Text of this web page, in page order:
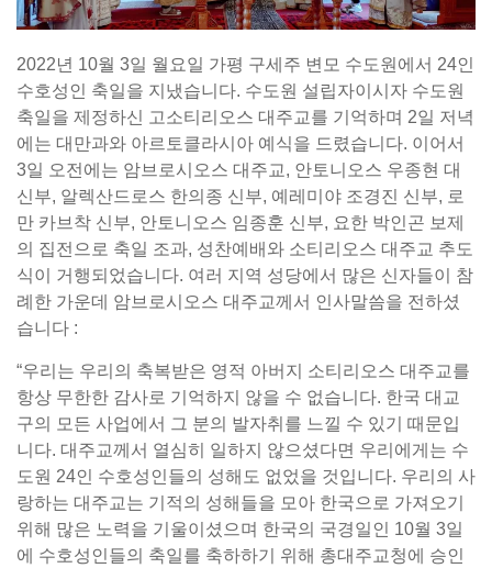
2022년 10월 3일 월요일 가평 구세주 변모 수도원에서 24인
수호성인 축일을 지냈습니다. 수도원 설립자이시자 수도원
축일을 제정하신 고소티리오스 대주교를 기억하며 2일 저녁
에는 대만과와 아르토클라시아 예식을 드렸습니다. 이어서
3일 오전에는 암브로시오스 대주교, 안토니오스 우종현 대
신부, 알렉산드로스 한의종 신부, 예레미야 조경진 신부, 로
만 카브착 신부, 안토니오스 임종훈 신부, 요한 박인곤 보제
의 집전으로 축일 조과, 성찬예배와 소티리오스 대주교 추도
식이 거행되었습니다. 여러 지역 성당에서 많은 신자들이 참
례한 가운데 암브로시오스 대주교께서 인사말씀을 전하셨
습니다 :
“우리는 우리의 축복받은 영적 아버지 소티리오스 대주교를
항상 무한한 감사로 기억하지 않을 수 없습니다. 한국 대교
구의 모든 사업에서 그 분의 발자취를 느낄 수 있기 때문입
니다. 대주교께서 열심히 일하지 않으셨다면 우리에게는 수
도원 24인 수호성인들의 성해도 없었을 것입니다. 우리의 사
랑하는 대주교는 기적의 성해들을 모아 한국으로 가져오기
위해 많은 노력을 기울이셨으며 한국의 국경일인 10월 3일
에 수호성인들의 축일를 축하하기 위해 총대주교청에 승인